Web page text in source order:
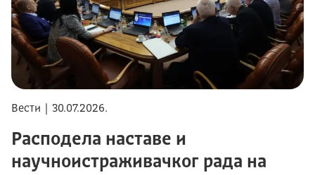
Вести | 30.07.2026.
Расподела наставе и
научноистраживачког рада на